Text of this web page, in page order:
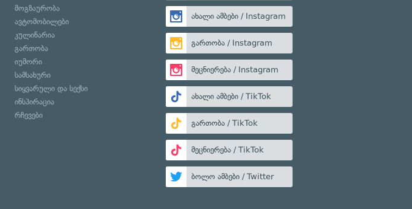
მოგზაურობა
ავტომობილები
კულინარია
გართობა
იუმორი
სამსახური
სიყვარული და სექსი
ინსპირაცია
რჩევები
ახალი ამბები / Instagram
გართობა / Instagram
მეცნიერება / Instagram
ახალი ამბები / TikTok
გართობა / TikTok
მეცნიერება / TikTok
ბოლო ამბები / Twitter